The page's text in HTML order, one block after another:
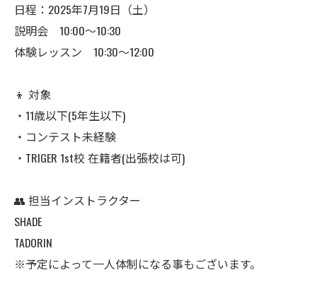
日程：2025年7月19日（土）
説明会 10:00〜10:30
体験レッスン 10:30〜12:00
👦 対象
・11歳以下(5年生以下)
・コンテスト未経験
・TRIGER 1st校 在籍者(出張校は可)
👥 担当インストラクター
SHADE
TADORIN
※予定によって一人体制になる事もございます。